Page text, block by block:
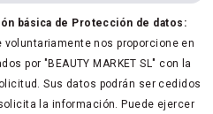
básica de Protección de datos:
nos proporcione en
por "BEAUTY MARKET SL" con la
Sus datos podrán ser cedidos
la información. Puede ejercer